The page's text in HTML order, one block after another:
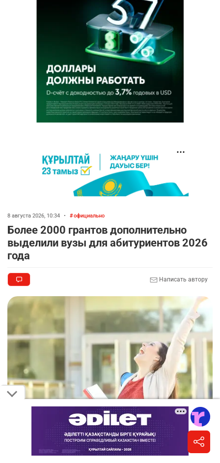
8 августа 2026, 10:34 • официально
Более 2000 грантов дополнительно
выделили вузы для абитуриентов 2026
года
Написать автору
Фото Depositphotos.com
В приоритете – обладатели знака "Алтын белгі",
победители олимпиад и дети из социально